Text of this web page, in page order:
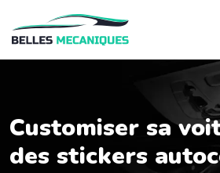
Customiser sa
des stickers